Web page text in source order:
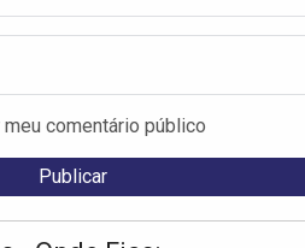
comentário público